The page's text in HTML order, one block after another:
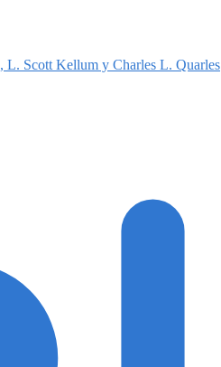
L. Scott Kellum y Charles L. Quarles